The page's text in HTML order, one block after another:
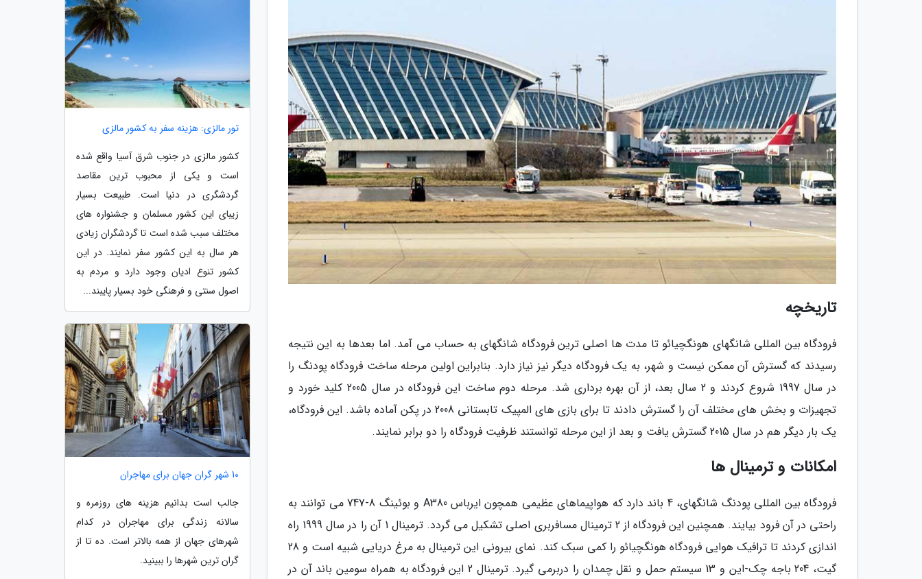
تاریخچه
فرودگاه بین المللی شانگهای هونگچیائو تا مدت ها اصلی ترین فرودگاه شانگهای به حساب می آمد. اما بعدها به این نتیجه
رسیدند که گسترش آن ممکن نیست و شهر، به یک فرودگاه دیگر نیز نیاز دارد. بنابراین اولین مرحله ساخت فرودگاه پودنگ را
در سال 1997 شروع کردند و 2 سال بعد، از آن بهره برداری شد. مرحله دوم ساخت این فرودگاه در سال 2005 کلید خورد و
تجهیزات و بخش های مختلف آن را گسترش دادند تا برای بازی های المپیک تابستانی 2008 در پکن آماده باشد. این فرودگاه،
یک بار دیگر هم در سال 2015 گسترش یافت و بعد از این مرحله توانستند ظرفیت فرودگاه را دو برابر نمایند.
امکانات و ترمینال ها
فرودگاه بین المللی پودنگ شانگهای، 4 باند دارد که هواپیماهای عظیمی همچون ایرباس A380 و بوئینگ 8-747 می توانند به
راحتی در آن فرود بیایند. همچنین این فرودگاه از 2 ترمینال مسافربری اصلی تشکیل می گردد. ترمینال 1 آن را در سال 1999 راه
اندازی کردند تا ترافیک هوایی فرودگاه هونگچیائو را کمی سبک کند. نمای بیرونی این ترمینال به مرغ دریایی شبیه است و 28
گیت، 204 باجه چک-این و 13 سیستم حمل و نقل چمدان را دربرمی گیرد. ترمینال 2 این فرودگاه به همراه سومین باند آن در
تور مالزی: هزینه سفر به کشور مالزی
کشور مالزی در جنوب شرق آسیا واقع شده
است و یکی از محبوب ترین مقاصد
گردشگری در دنیا است. طبیعت بسیار
زیبای این کشور مسلمان و جشنواره های
مختلف سبب شده است تا گردشگران زیادی
هر سال به این کشور سفر نمایند. در این
کشور تنوع ادیان وجود دارد و مردم به
اصول سنتی و فرهنگی خود بسیار پایبند...
10 شهر گران جهان برای مهاجران
جالب است بدانیم هزینه های روزمره و
سالانه زندگی برای مهاجران در کدام
شهرهای جهان از همه بالاتر است. ده تا از
گران ترین شهرها را ببینید.